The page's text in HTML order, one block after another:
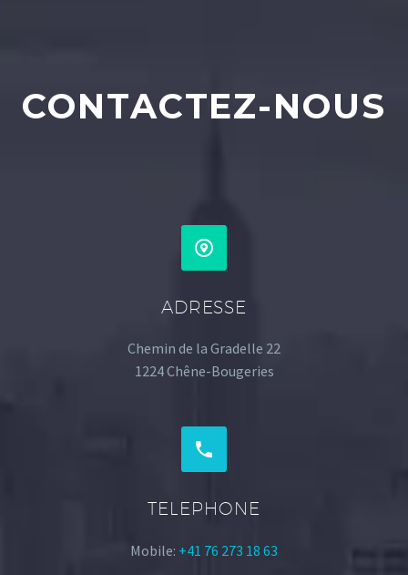
CONTACTEZ-NOUS


ADRESSE
Chemin de la Gradelle 22
1224 Chêne-Bougeries


TELEPHONE
Mobile: +41 76 273 18 63